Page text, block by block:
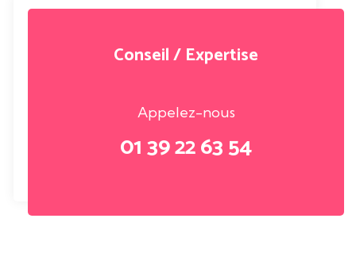
Conseil / Expertise
Appelez-nous
01 39 22 63 54